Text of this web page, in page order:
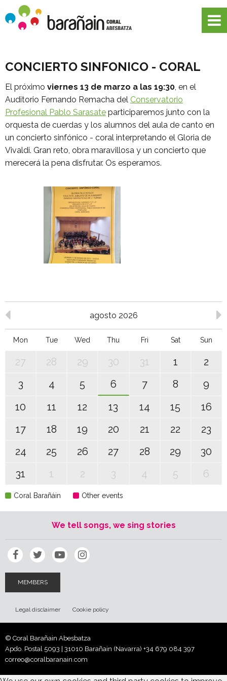
CONCIERTO SINFONICO - CORAL
El próximo viernes 13 de marzo a las 19:30, en el
Auditorio Fernando Remacha del Conservatorio
Profesional Pablo Sarasate participaremos junto con la
orquesta de cuerdas y los alumnos del aula de canto en
un concierto sinfónico - coral interpretando el Gloria de
Vivaldi. Gran reto, obra maravillosa y un concierto que
merecerá la pena disfrutar. Os esperamos.
agosto 2026
Mon Tue Wed Thu Fri Sat Sun
27 28 29 30 31 1
2
3
4 5 6 7 8
9
10
11 12 13 14 15
16
17
18 19 20 21 22
23
24
25 26 27 28 29
30
31
1 2 3 4 5 6
Coral Barañáin Other events
We tell songs, we sing stories
MEMBERS
Legal disclaimer Cookie policy
© Coral Barañain Abesbatza
Apdo. Postal 5093 | 31010 Barañain (Navarra) +34 679 084 397
correo@coralbaranain.com